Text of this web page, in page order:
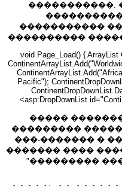
�����������.
�����������
����������
void Page_Load() {
Pacific");
<asp:DropDownList
�����
��������� ������
���-������� �
������� ����
"���������